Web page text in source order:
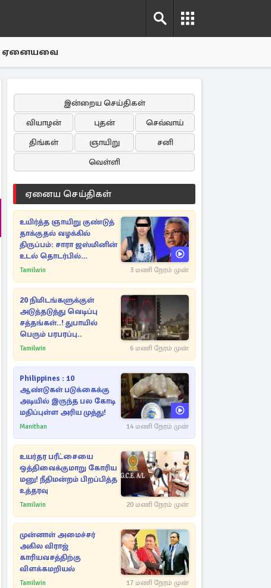
ஏனையவை
இன்றைய செய்திகள்
வியாழன்
புதன்
செவ்வாய்
திங்கள்
ஞாயிறு
சனி
வெள்ளி
ஏனைய செய்திகள்
உயிர்த்த ஞாயிறு குண்டுத்
தாக்குதல் வழக்கில்
திருப்பம்: சாரா ஜஸ்மினின்
உடல் தொடர்பில்
நீதிமன்றத்தில் வெளியான
Tamilwin 3 மணி நேரம் முன்
20 நிமிடங்களுக்குள்
அடுத்தடுத்து வெடிப்பு
சத்தங்கள்..! துபாயில்
பெரும் பரபரப்பு..
Tamilwin 6 மணி நேரம் முன்
Philippines : 10
ஆண்டுகள் படுக்கைக்கு
அடியில் இருந்த பல கோடி
மதிப்புள்ள அரிய முத்து!
Manithan 14 மணி நேரம் முன்
உயர்தர பரீட்சையை
ஒத்திவைக்குமாறு கோரிய
மனு! நீதிமன்றம் பிறப்பித்த
உத்தரவு
Tamilwin 20 மணி நேரம் முன்
முன்னாள் அமைச்சர்
அகில விராஜ்
காரியவசத்திற்கு
விளக்கமறியல்
Tamilwin 17 மணி நேரம் முன்